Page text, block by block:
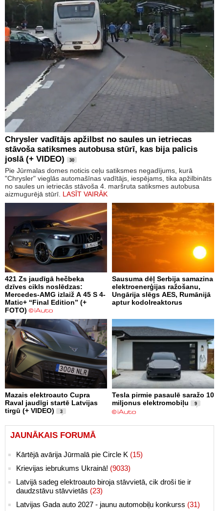
Chrysler vadītājs apžilbst no saules un ietriecas
stāvoša satiksmes autobusa stūrī, kas bija palicis
joslā (+ VIDEO)
30
Pie Jūrmalas domes noticis ceļu satiksmes negadījums, kurā
"Chrysler" vieglās automašīnas vadītājs, iespējams, tika apžilbināts
no saules un ietriecās stāvoša 4. maršruta satiksmes autobusa
aizmugurējā stūrī. LASĪT VAIRĀK
421 Zs jaudīgā hečbeka
dzīves cikls noslēdzas:
Mercedes-AMG izlaiž A 45 S 4-
Matic+ “Final Edition” (+
FOTO)
Sausuma dēļ Serbija samazina
elektroenerģijas ražošanu,
Ungārija slēgs AES, Rumānijā
aptur kodolreaktorus
Mazais elektroauto Cupra
Raval jaudīgi startē Latvijas
tirgū (+ VIDEO)
3
Tesla pirmie pasaulē saražo 10
miljonus elektromobiļu
9
JAUNĀKAIS FORUMĀ
Kārtējā avārija Jūrmalā pie Circle K (15)
Krievijas iebrukums Ukrainā! (9033)
Latvijā sadeg elektroauto biroja stāvvietā, cik droši tie ir
daudzstāvu stāvvietās (23)
Latvijas Gada auto 2027 - jaunu automobiļu konkurss (31)